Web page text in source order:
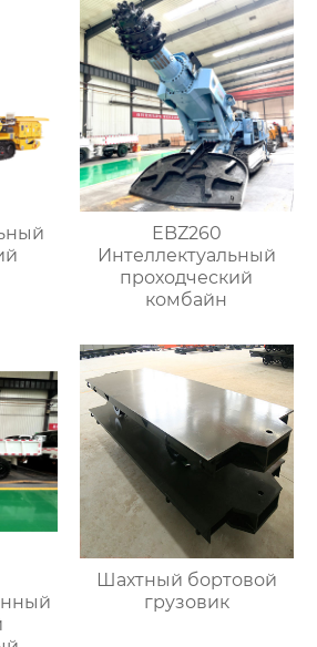
EBZ260
Интеллектуальный
проходческий
комбайн
Шахтный бортовой
грузовик